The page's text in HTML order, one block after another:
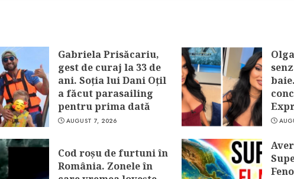
Gabriela Prisăcariu,
gest de curaj la 33 de
ani. Soția lui Dani Oțil
a făcut parasailing
pentru prima dată
AUGUST 7, 2026
Cod roșu de furtuni în
România. Zonele în